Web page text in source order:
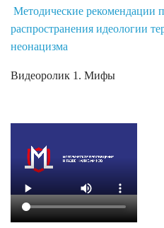
Методические рекомендации
распространения идеологии
неонацизма
Видеоролик 1. Мифы